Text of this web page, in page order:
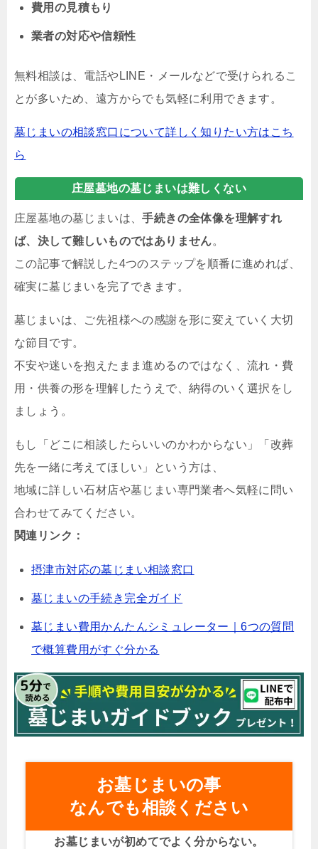
費用の見積もり
業者の対応や信頼性
無料相談は、電話やLINE・メールなどで受けられるこ
とが多いため、遠方からでも気軽に利用できます。
墓じまいの相談窓口について詳しく知りたい方はこち
ら
庄屋墓地の墓じまいは難しくない
庄屋墓地の墓じまいは、手続きの全体像を理解すれ
ば、決して難しいものではありません。
この記事で解説した4つのステップを順番に進めれば、
確実に墓じまいを完了できます。
墓じまいは、ご先祖様への感謝を形に変えていく大切
な節目です。
不安や迷いを抱えたまま進めるのではなく、流れ・費
用・供養の形を理解したうえで、納得のいく選択をし
ましょう。
もし「どこに相談したらいいのかわからない」「改葬
先を一緒に考えてほしい」という方は、
地域に詳しい石材店や墓じまい専門業者へ気軽に問い
合わせてみてください。
関連リンク：
摂津市対応の墓じまい相談窓口
墓じまいの手続き完全ガイド
墓じまい費用かんたんシミュレーター｜6つの質問
で概算費用がすぐ分かる
お墓じまいの事
なんでも相談ください
お墓じまいが初めてでよく分からない。